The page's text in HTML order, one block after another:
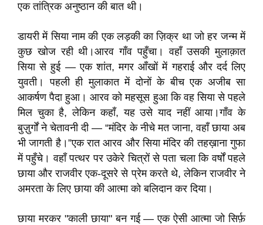
एक तांत्रिक अनुष्ठान की बात थी।
डायरी में सिया नाम की एक लड़की का ज़िक्र था जो हर जन्म में
कुछ खोज रही थी।आरव गाँव पहुँचा। वहाँ उसकी मुलाक़ात
सिया से हुई — एक शांत, मगर आँखों में गहराई और दर्द लिए
युवती। पहली ही मुलाकात में दोनों के बीच एक अजीब सा
आकर्षण पैदा हुआ। आरव को महसूस हुआ कि वह सिया से पहले
मिल चुका है, लेकिन कहाँ, यह उसे याद नहीं आया।गाँव के
बुज़ुर्गों ने चेतावनी दी — “मंदिर के नीचे मत जाना, वहाँ छाया अब
भी जागती है।”एक रात आरव और सिया मंदिर की तहख़ाना गुफा
में पहुँचे। वहाँ पत्थर पर उकेरे चित्रों से पता चला कि वर्षों पहले
छाया और राजवीर एक-दूसरे से प्रेम करते थे, लेकिन राजवीर ने
अमरता के लिए छाया की आत्मा को बलिदान कर दिया।
छाया मरकर "काली छाया" बन गई — एक ऐसी आत्मा जो सिर्फ़